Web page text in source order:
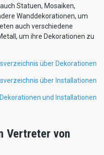
Statuen, Mosaiken,
Wanddekorationen, um
auch verschiedene
um ihre Dekorationen zu
über Dekorationen
über Installationen
und Installationen
Vertreter von